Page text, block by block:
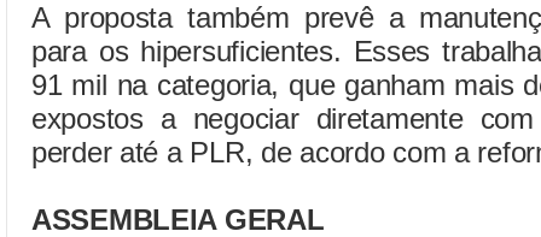
A proposta também prevê a
para os hipersuficientes. Esses
91 mil na categoria, que ganham mais
expostos a negociar diretamente
perder até a PLR, de acordo com a
ASSEMBLEIA GERAL